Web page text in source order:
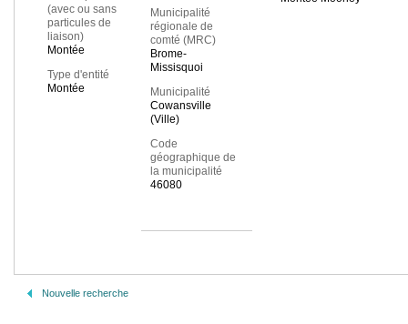
(avec ou sans
particules de
liaison)
Montée
Type d'entité
Montée
Municipalité
régionale de
comté (MRC)
Brome-
Missisquoi
Municipalité
Cowansville
(Ville)
Code
géographique de
la municipalité
46080
Nouvelle recherche